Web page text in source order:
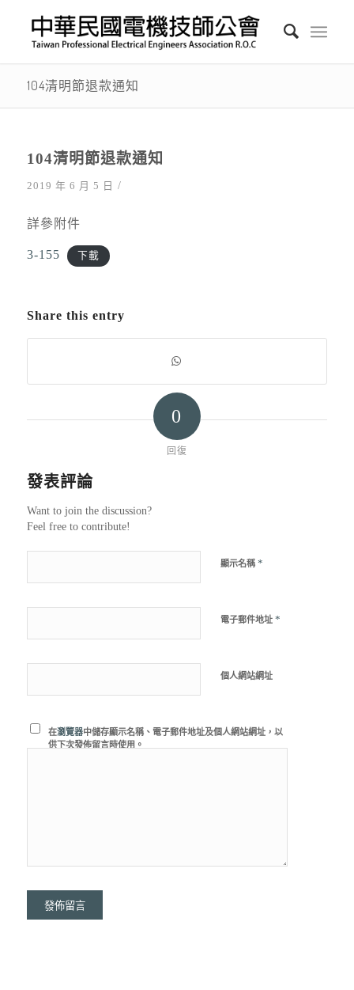
104清明節退款通知
104清明節退款通知
2019 年 6 月 5 日 /
詳參附件
3-155 下載
Share this entry
0
回復
發表評論
Want to join the discussion?
Feel free to contribute!
顯示名稱 *
電子郵件地址 *
個人網站網址
在瀏覽器中儲存顯示名稱、電子郵件地址及個人網站網址，以
供下次發佈留言時使用。